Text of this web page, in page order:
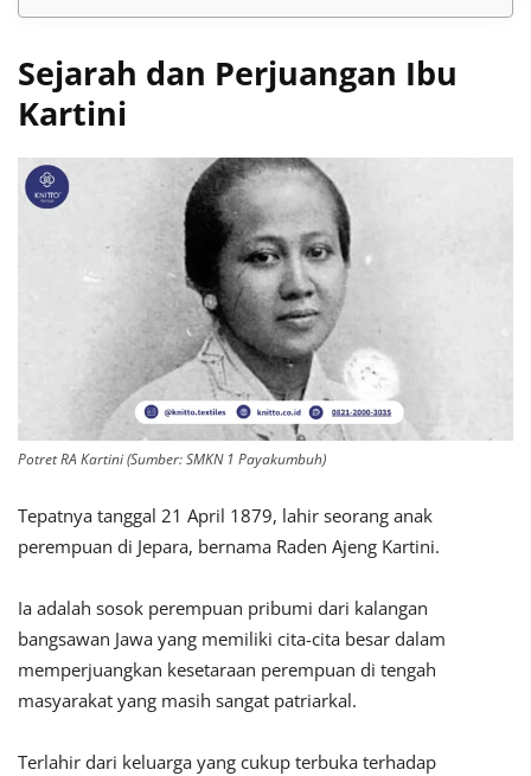
Sejarah dan Perjuangan Ibu
Kartini
Potret RA Kartini (Sumber: SMKN 1 Payakumbuh)
Tepatnya tanggal 21 April 1879, lahir seorang anak
perempuan di Jepara, bernama Raden Ajeng Kartini.
Ia adalah sosok perempuan pribumi dari kalangan
bangsawan Jawa yang memiliki cita-cita besar dalam
memperjuangkan kesetaraan perempuan di tengah
masyarakat yang masih sangat patriarkal.
Terlahir dari keluarga yang cukup terbuka terhadap